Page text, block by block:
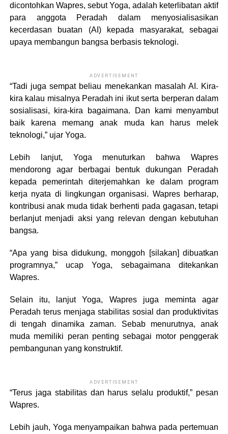
dicontohkan Wapres, sebut Yoga, adalah keterlibatan aktif
para anggota Peradah dalam menyosialisasikan
kecerdasan buatan (AI) kepada masyarakat, sebagai
upaya membangun bangsa berbasis teknologi.
ADVERTISEMENT
“Tadi juga sempat beliau menekankan masalah AI. Kira-
kira kalau misalnya Peradah ini ikut serta berperan dalam
sosialisasi, kira-kira bagaimana. Dan kami menyambut
baik karena memang anak muda kan harus melek
teknologi,” ujar Yoga.
Lebih lanjut, Yoga menuturkan bahwa Wapres
mendorong agar berbagai bentuk dukungan Peradah
kepada pemerintah diterjemahkan ke dalam program
kerja nyata di lingkungan organisasi. Wapres berharap,
kontribusi anak muda tidak berhenti pada gagasan, tetapi
berlanjut menjadi aksi yang relevan dengan kebutuhan
bangsa.
“Apa yang bisa didukung, monggoh [silakan] dibuatkan
programnya,” ucap Yoga, sebagaimana ditekankan
Wapres.
Selain itu, lanjut Yoga, Wapres juga meminta agar
Peradah terus menjaga stabilitas sosial dan produktivitas
di tengah dinamika zaman. Sebab menurutnya, anak
muda memiliki peran penting sebagai motor penggerak
pembangunan yang konstruktif.
ADVERTISEMENT
“Terus jaga stabilitas dan harus selalu produktif,” pesan
Wapres.
Lebih jauh, Yoga menyampaikan bahwa pada pertemuan